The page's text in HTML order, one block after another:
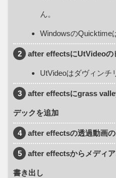
ん。
WindowsのQuicktime
2 after effectsにUtVideoの
UtVideoはダヴィンチ
3 after effectsにgrass
デックを追加
4 after effectsの透過動画
5 after effectsからメディ
書き出し